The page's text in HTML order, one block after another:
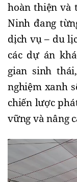
hoàn thiện và
Ninh đang
dịch vụ – du
các dự án
gian sinh
nghiệm xanh
chiến lược
vững và nâng